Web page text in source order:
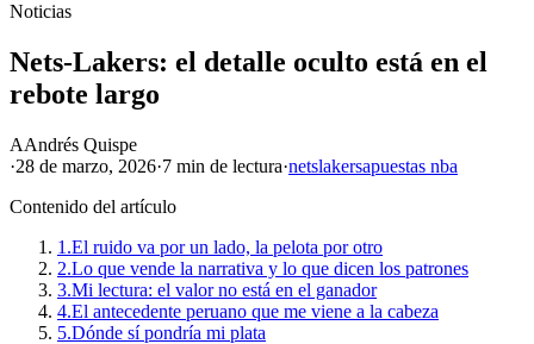
Noticias
Nets-Lakers: el detalle oculto está en el
rebote largo
AAndrés Quispe
·28 de marzo, 2026·7 min de lectura·netslakersapuestas nba
Contenido del artículo
1.El ruido va por un lado, la pelota por otro
2.Lo que vende la narrativa y lo que dicen los patrones
3.Mi lectura: el valor no está en el ganador
4.El antecedente peruano que me viene a la cabeza
5.Dónde sí pondría mi plata